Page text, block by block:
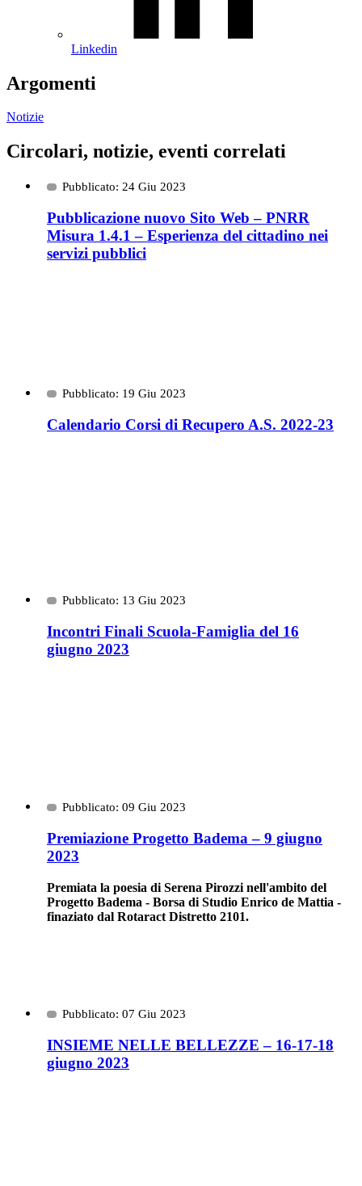
Linkedin
Argomenti
Notizie
Circolari, notizie, eventi correlati
Pubblicato: 24 Giu 2023
Pubblicazione nuovo Sito Web – PNRR
Misura 1.4.1 – Esperienza del cittadino nei
servizi pubblici
Pubblicato: 19 Giu 2023
Calendario Corsi di Recupero A.S. 2022-23
Pubblicato: 13 Giu 2023
Incontri Finali Scuola-Famiglia del 16
giugno 2023
Pubblicato: 09 Giu 2023
Premiazione Progetto Badema – 9 giugno
2023
Premiata la poesia di Serena Pirozzi nell'ambito del
Progetto Badema - Borsa di Studio Enrico de Mattia -
finaziato dal Rotaract Distretto 2101.
Pubblicato: 07 Giu 2023
INSIEME NELLE BELLEZZE – 16-17-18
giugno 2023